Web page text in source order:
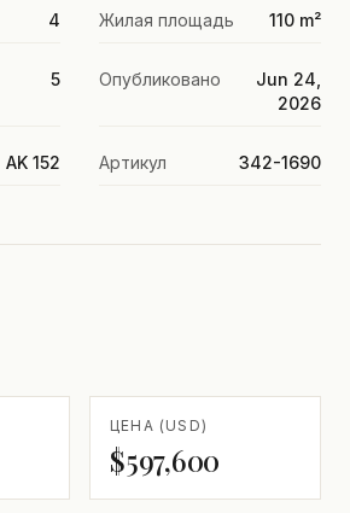
4 Жилая площадь 110 m²
5 Опубликовано
Jun 24,
2026
AK 152 Артикул 342-1690
ЦЕНА (USD)
$597,600